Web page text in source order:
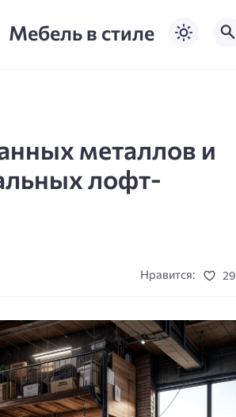
Мебель в стиле
металлов и
лофт-
Нравится: 29